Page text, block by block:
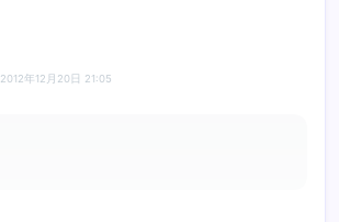
2012年12月20日 21:05